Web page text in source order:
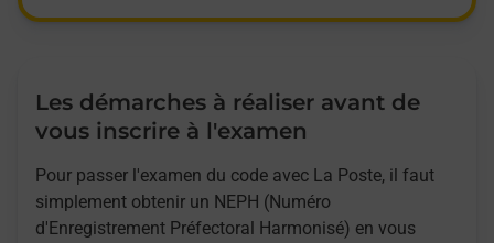
Les démarches à réaliser avant de
vous inscrire à l'examen
Pour passer l'examen du code avec La Poste, il faut
simplement obtenir un NEPH (Numéro
d'Enregistrement Préfectoral Harmonisé) en vous